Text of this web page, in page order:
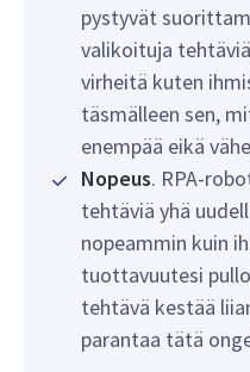
pystyvät
valikoituja
virheitä kuten
täsmälleen sen,
enempää eikä
Nopeus. RPA-
tehtäviä yhä
nopeammin kuin
tuottavuutesi
tehtävä kestää
parantaa tätä